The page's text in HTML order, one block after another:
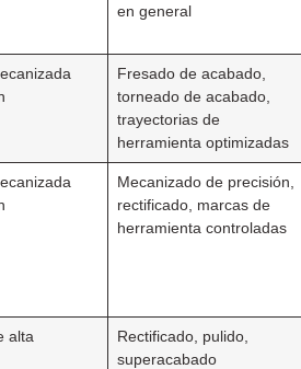
en general
Fresado de acabado,
torneado de acabado,
trayectorias de
herramienta optimizadas
Mecanizado de precisión,
rectificado, marcas de
herramienta controladas
alta
Rectificado, pulido,
superacabado